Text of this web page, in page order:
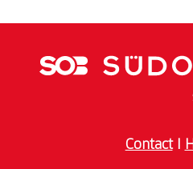
ContactI